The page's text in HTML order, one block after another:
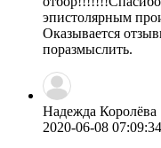
эпистолярным
Оказывается
поразмыслить.
Надежда Королёва
2020-06-08 07:09:34